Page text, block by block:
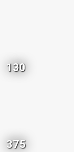
130
375